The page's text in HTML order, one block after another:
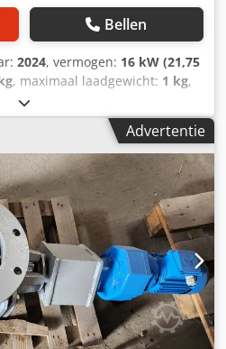
Bellen
2024, vermogen: 16 kW (21,75
, maximaal laadgewicht: 1 kg,
kg
Kubota-
= 22 pk, hydrostatische
banden
Schäffer-assen,
trommelrem als parkeerrem,
pendelas,
led-
parallelgeleiding, extra
bediening,
stuurkolom,
mechanische
snelwisselframe
Advertentie